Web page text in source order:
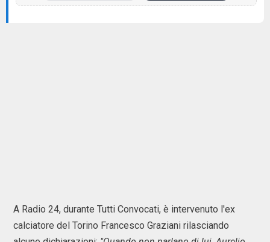
A Radio 24, durante Tutti Convocati, è intervenuto l'ex
calciatore del Torino Francesco Graziani rilasciando